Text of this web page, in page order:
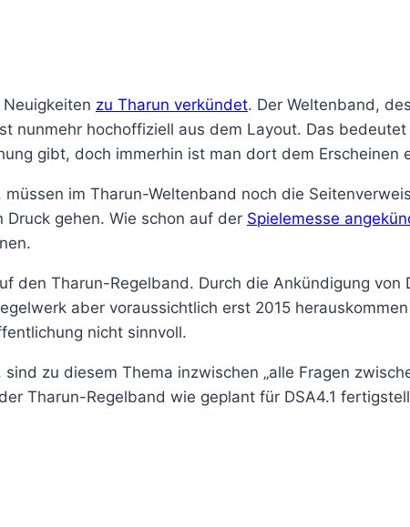
zu Tharun verkündet. Der Weltenband,
nunmehr hochoffiziell aus dem Layout. Das
gibt, doch immerhin ist man dort dem Erscheinen
im Tharun-Weltenband noch die
gehen. Wie schon auf der Spielemesse
den Tharun-Regelband. Durch die Ankündigung
aber voraussichtlich erst 2015
nicht sinnvoll.
zu diesem Thema inzwischen „alle Fragen
Tharun-Regelband wie geplant für DSA4.1